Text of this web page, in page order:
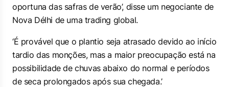
oportuna das safras de verão’, disse um negociante de
Nova Délhi de uma trading global.
‘É provável que o plantio seja atrasado devido ao início
tardio das monções, mas a maior preocupação está na
possibilidade de ‌chuvas abaixo do normal e períodos
de seca prolongados após sua chegada.’